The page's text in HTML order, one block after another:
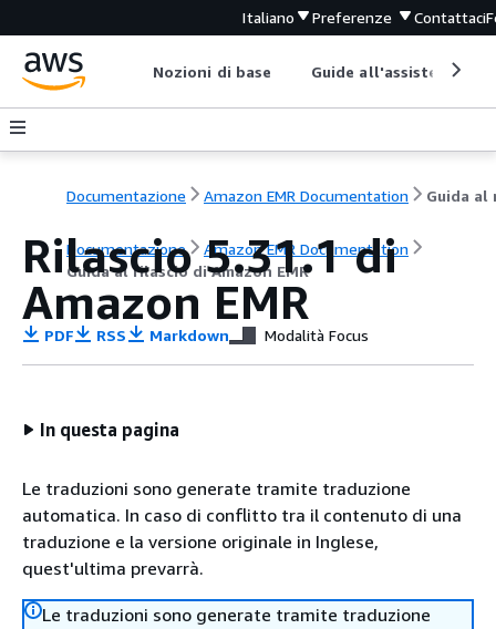
Italiano Preferenze Contattaci
Nozioni di base Guide all'assistenza
Documentazione Amazon EMR Documentation
Documentazione
Amazon EMR Documentation
Guida al rilascio di Amazon EMR
Rilascio 5.31.1 di
Amazon EMR
PDF RSS Markdown Modalità Focus
In questa pagina
Le traduzioni sono generate tramite traduzione
automatica. In caso di conflitto tra il contenuto di una
traduzione e la versione originale in Inglese,
quest'ultima prevarrà.
Le traduzioni sono generate tramite traduzione